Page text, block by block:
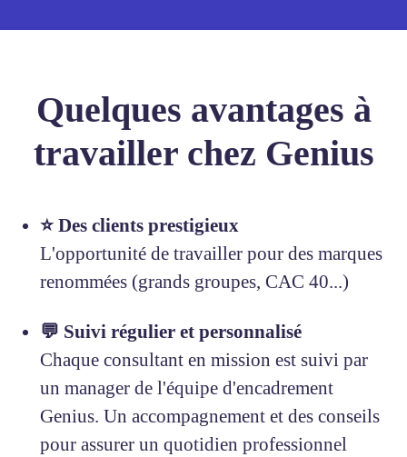
Quelques avantages à
travailler chez Genius
⭐️ Des clients prestigieux
L'opportunité de travailler pour des marques
renommées (grands groupes, CAC 40...)
💬 Suivi régulier et personnalisé
Chaque consultant en mission est suivi par
un manager de l'équipe d'encadrement
Genius. Un accompagnement et des conseils
pour assurer un quotidien professionnel